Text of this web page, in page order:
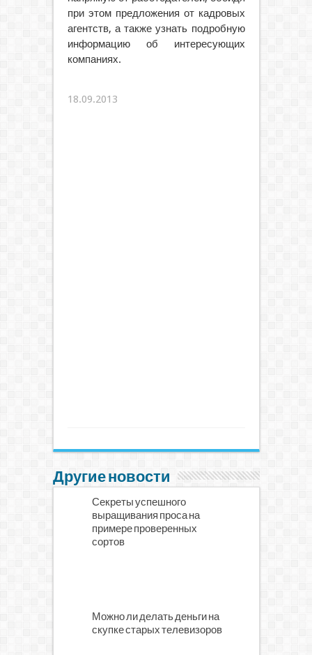
при этом предложения от кадровых
агентств, а также узнать подробную
информацию об интересующих
компаниях.
18.09.2013
Другие новости
Секреты успешного
выращивания проса на
примере проверенных
сортов
Можно ли делать деньги на
скупке старых телевизоров